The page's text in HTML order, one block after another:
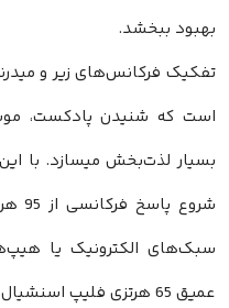
بهبود ببخشد.
است که شنیدن پادکست،
بسیار لذت‌بخش میسازد. با
عمیق 65 هرتزی فلیپ اسنشیال 2 شنیده نمی‌شوند.